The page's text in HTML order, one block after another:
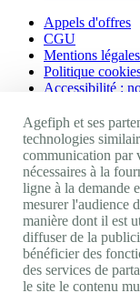
Appels d'offres
CGU
Mentions légales
Politique
Accessibilité :
Nos autres
Site portail
Activateur de
Handinnov
Innovation et
Université du
Service
Nous suivre
Agefiph et ses
technologies
communication par
nécessaires à la
ligne à la demande
mesurer l'audience
manière dont il est
diffuser de la
bénéficier des
des services de
le site le contenu